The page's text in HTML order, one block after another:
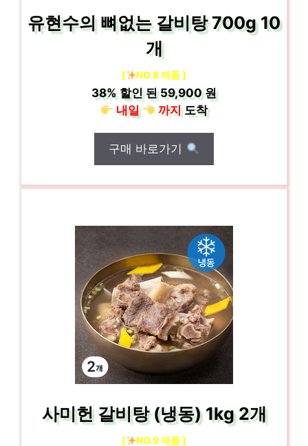
유현수의 뼈없는 갈비탕 700g 10
개
[ NO.8 제품 ]
38%할인 된59,900 원
내일
까지도착
구매 바로가기
사미헌 갈비탕 (냉동) 1kg 2개
[ NO.9 제품 ]